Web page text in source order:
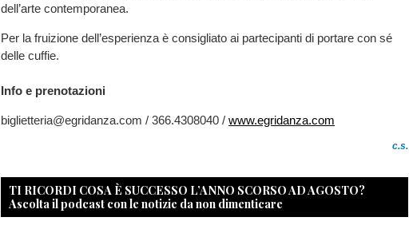
dell’arte contemporanea.
Per la fruizione dell’esperienza è consigliato ai partecipanti di portare con sé
delle cuffie.
Info e prenotazioni
biglietteria@egridanza.com / 366.4308040 / www.egridanza.com
c.s.
TI RICORDI COSA È SUCCESSO L’ANNO SCORSO AD AGOSTO?
Ascolta il podcast con le notizie da non dimenticare